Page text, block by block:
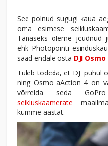
See polnud sugugi kaua
oma esimese
Tänaseks oleme jõudnud
ehk Photopointi
saad endale osta DJI
Tuleb tõdeda, et DJI puhul
ning Osmo aAction 4 on
võrrelda seda
seikluskaamerate
kümme aastat.